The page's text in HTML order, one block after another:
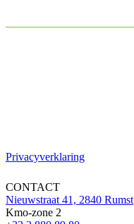
Privacyverklaring
CONTACT
Nieuwstraat 41, 2840 Rumst
Kmo-zone 2